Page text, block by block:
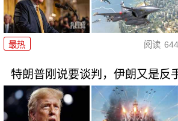
最热 阅读
特朗普刚说要谈判，伊朗又是反